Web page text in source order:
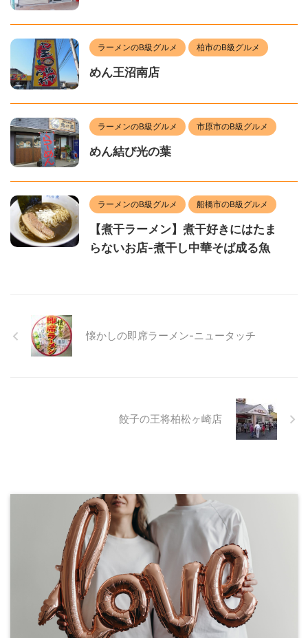
ラーメンのB級グルメ 柏市のB級グルメ
めん王沼南店
ラーメンのB級グルメ 市原市のB級グルメ
めん結び光の葉
ラーメンのB級グルメ 船橋市のB級グルメ
【煮干ラーメン】煮干好きにはたま
らないお店-煮干し中華そば成る魚
懐かしの即席ラーメン-ニュータッチ
餃子の王将柏松ヶ崎店